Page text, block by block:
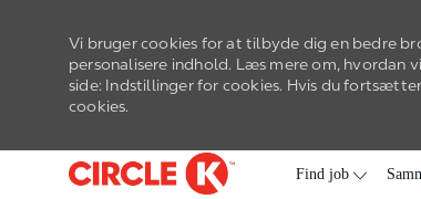
Vi bruger cookies for at tilbyde dig en bedre
personalisere indhold. Læs mere om, hvordan
side: Indstillinger for cookies. Hvis du
cookies.
Gå til hovedmenu
Find job